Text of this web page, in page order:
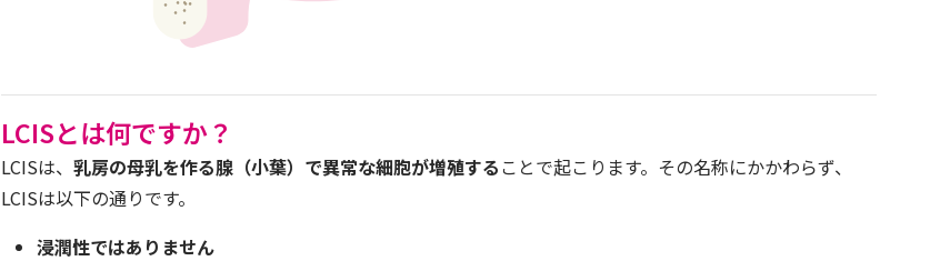
LCISとは何ですか？
LCISは、 乳房の母乳を作る腺（小葉）で異常な細胞が増殖する ことで起こります。その名称にかかわらず、
LCISは以下の通りです。
浸潤性ではありません